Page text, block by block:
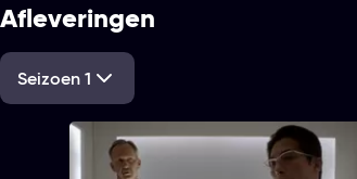
Afleveringen
Seizoen 1